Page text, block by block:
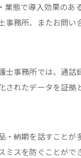
業態で導入効果の
務所、またお問い
事務所では、通話
されたデータを証拠
・納期を話すことが
スを防ぐことがで